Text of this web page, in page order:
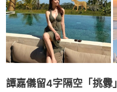
譚嘉儀留4字隔空「挑釁」